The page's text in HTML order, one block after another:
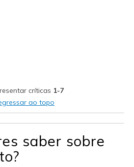
críticas 1-7
ao topo
saber sobre